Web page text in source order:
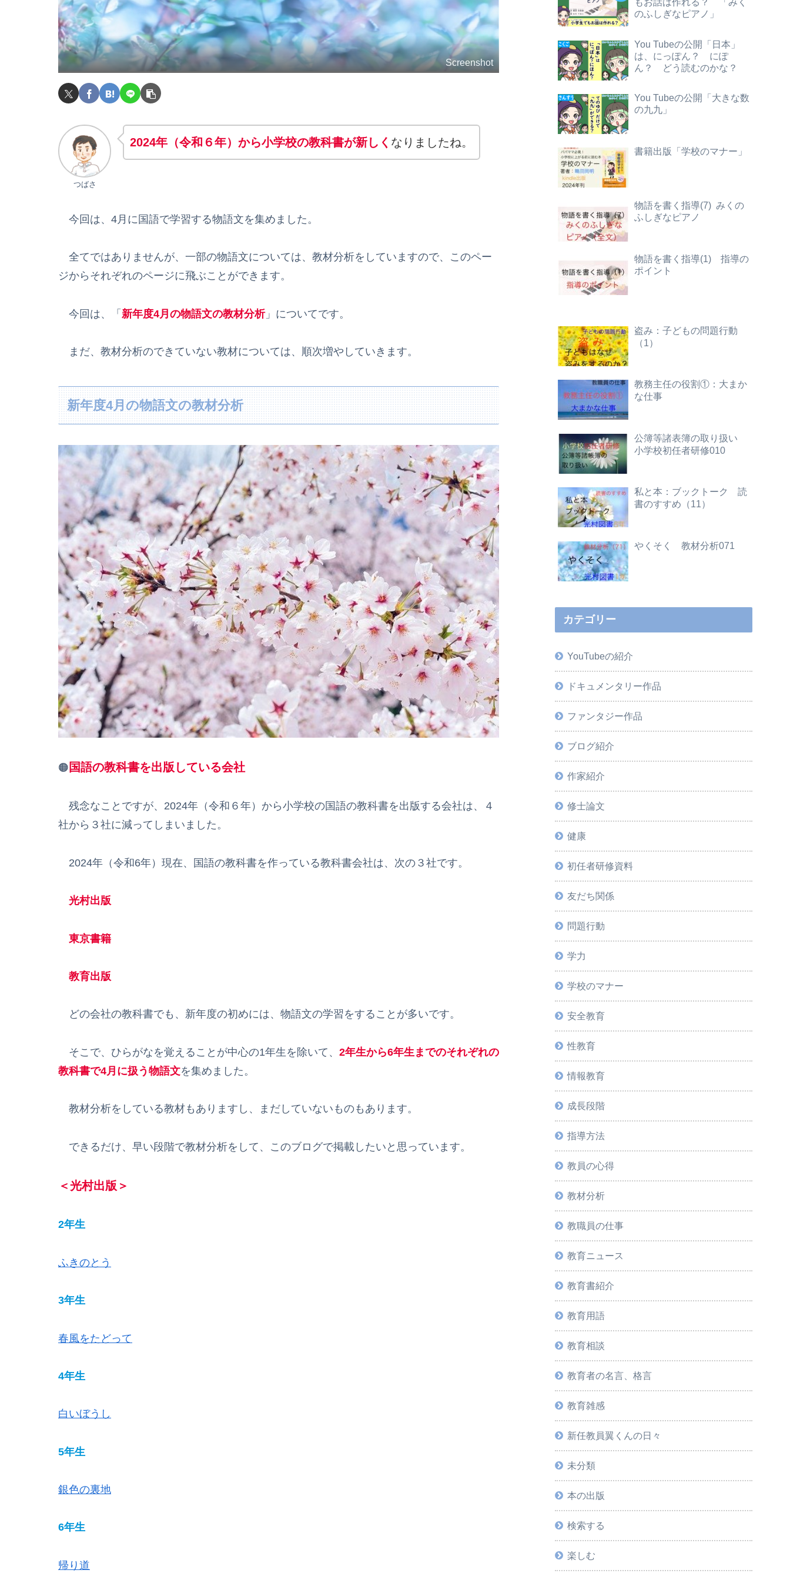
Screenshot
つばさ
2024年（令和６年）から小学校の教科書が新しく なりましたね。
今回は、4月に国語で学習する物語文を集めました。
全てではありませんが、一部の物語文については、教材分析をしていますので、このペー
ジからそれぞれのページに飛ぶことができます。
今回は、「 新年度4月の物語文の教材分析」についてです。
まだ、教材分析のできていない教材については、順次増やしていきます。
新年度4月の物語文の教材分析
🟠 国語の教科書を出版している会社
残念なことですが、2024年（令和６年）から小学校の国語の教科書を出版する会社は、４
社から３社に減ってしまいました。
2024年（令和6年）現在、国語の教科書を作っている教科書会社は、次の３社です。
光村出版
東京書籍
教育出版
どの会社の教科書でも、新年度の初めには、物語文の学習をすることが多いです。
そこで、ひらがなを覚えることが中心の1年生を除いて、 2年生から6年生までのそれぞれの
教科書で4月に扱う物語文を集めました。
教材分析をしている教材もありますし、まだしていないものもあります。
できるだけ、早い段階で教材分析をして、このブログで掲載したいと思っています。
＜光村出版＞
2年生
ふきのとう
3年生
春風をたどって
4年生
白いぼうし
5年生
銀色の裏地
6年生
帰り道
もお話は作れる？ 「みく
のふしぎなピアノ」
You Tubeの公開「日本」
は、にっぽん？ にぽ
ん？ どう読むのかな？
You Tubeの公開「大きな数
の九九」
書籍出版「学校のマナー」
物語を書く指導(7) みくの
ふしぎなピアノ
物語を書く指導(1) 指導の
ポイント
盗み：子どもの問題行動
（1）
教務主任の役割①：大まか
な仕事
公簿等諸表簿の取り扱い
小学校初任者研修010
私と本：ブックトーク 読
書のすすめ（11）
やくそく 教材分析071
カテゴリー
YouTubeの紹介
ドキュメンタリー作品
ファンタジー作品
ブログ紹介
作家紹介
修士論文
健康
初任者研修資料
友だち関係
問題行動
学力
学校のマナー
安全教育
性教育
情報教育
成長段階
指導方法
教員の心得
教材分析
教職員の仕事
教育ニュース
教育書紹介
教育用語
教育相談
教育者の名言、格言
教育雑感
新任教員翼くんの日々
未分類
本の出版
検索する
楽しむ